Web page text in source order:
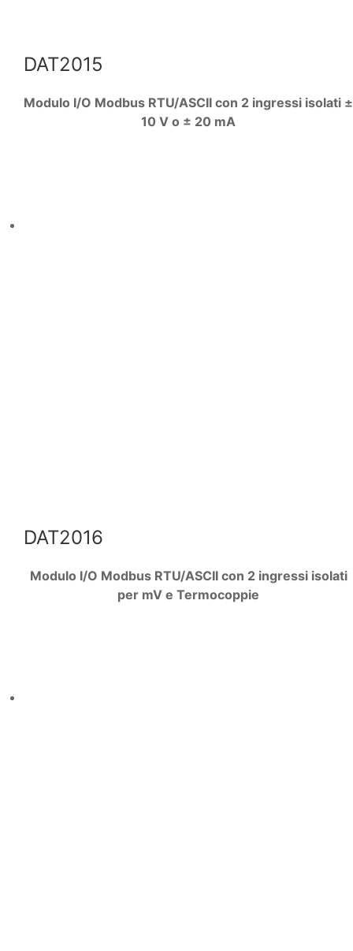
DAT2015
Modulo I/O Modbus RTU/ASCII con 2 ingressi isolati ±
10 V o ± 20 mA
DAT2016
Modulo I/O Modbus RTU/ASCII con 2 ingressi isolati
per mV e Termocoppie